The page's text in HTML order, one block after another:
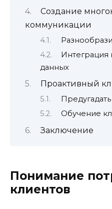
Создание
коммуникации
Интеграция
данных
Проактивный
Обучение
Заключение
Понимание
клиентов